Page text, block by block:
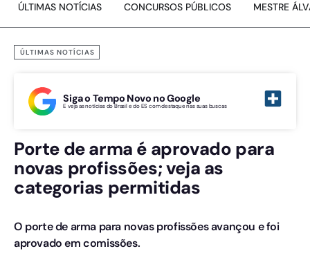
ÚLTIMAS NOTÍCIAS CONCURSOS PÚBLICOS MESTRE
ÚLTIMAS NOTÍCIAS
Siga o Tempo Novo no Google
E veja as notícias do Brasil e do ES com destaque nas suas buscas
Porte de arma é aprovado para
novas profissões; veja as
categorias permitidas
O porte de arma para novas profissões avançou e foi
aprovado em comissões.